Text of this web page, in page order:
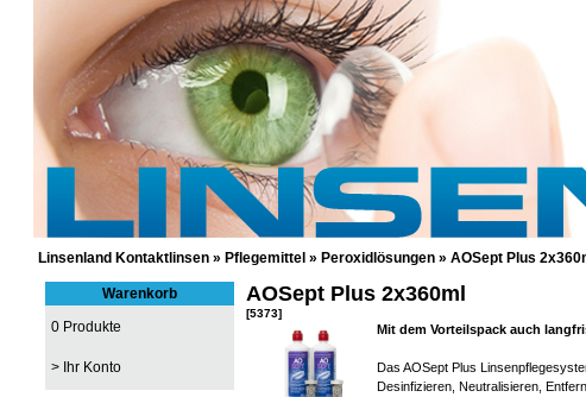
GÜNSTIGE KONTAKTLINSEN UND
Linsenland Kontaktlinsen » Pflegemittel » Peroxidlösungen » AOSept Plus
Warenkorb
0 Produkte
> Ihr Konto
AOSept Plus 2x360ml
[5373]
Mit dem Vorteilspack auch
Das AOSept Plus
Desinfizieren, Neutralisieren,